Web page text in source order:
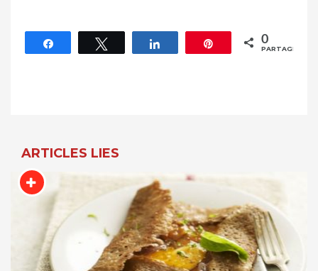
Partagez Tweetez Partagez Épingle 0
PARTAGES
ARTICLES LIES